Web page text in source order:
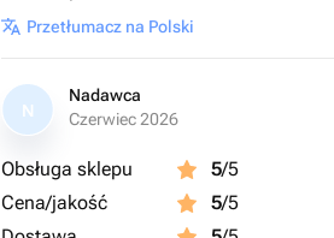
Przetłumacz na Polski
N
Nadawca
Czerwiec 2026
Obsługa sklepu 5/5
Cena/jakość
5/5